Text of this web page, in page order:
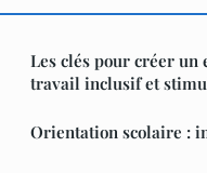
Les clés pour créer un
travail inclusif et
Orientation scolaire :